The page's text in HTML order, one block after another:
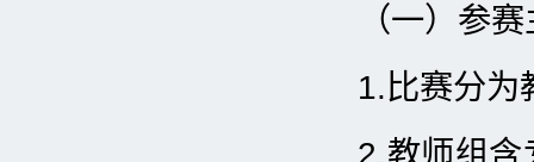
（一）参
1.比赛分为
2.教师组含